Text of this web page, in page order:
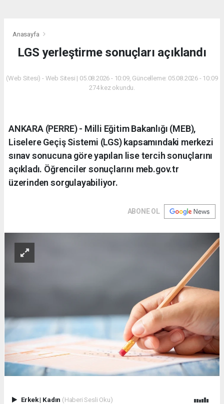
Anasayfa
LGS yerleştirme sonuçları açıklandı
(Web Sitesi) - Web Sitesi | 05.08.2026 - 10:09, Güncelleme: 05.08.2026 - 10:09
274 kez okundu.
ANKARA (PERRE) - Milli Eğitim Bakanlığı (MEB),
Liselere Geçiş Sistemi (LGS) kapsamındaki merkezi
sınav sonucuna göre yapılan lise tercih sonuçlarını
açıkladı. Öğrenciler sonuçlarını meb.gov.tr
üzerinden sorgulayabiliyor.
ABONE OL
Erkek| Kadın (Haberi Sesli Oku)